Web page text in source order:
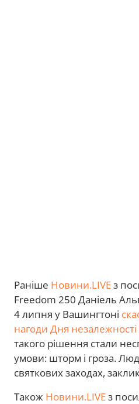
Раніше Новини.LIVEз
Freedom 250 Даніель
4 липня у Вашингтоні
нагоди Дня
такого рішення стали
умови: шторм і гроза.
святкових заходах,
Також Новини.LIVEз